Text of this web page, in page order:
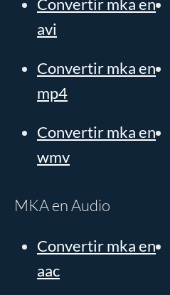
Convertir mka en
avi
Convertir mka en
mp4
Convertir mka en
wmv
MKA en Audio
Convertir mka en
aac